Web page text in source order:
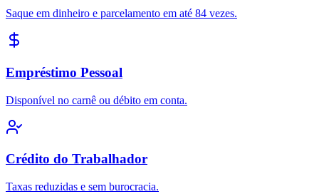
Saque em dinheiro e parcelamento em até 84 vezes.
Empréstimo Pessoal
Disponível no carnê ou débito em conta.
Crédito do Trabalhador
Taxas reduzidas e sem burocracia.